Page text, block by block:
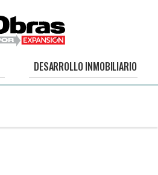
DESARROLLO INMOBILIARIO